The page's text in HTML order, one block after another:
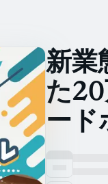
新業
た
ード